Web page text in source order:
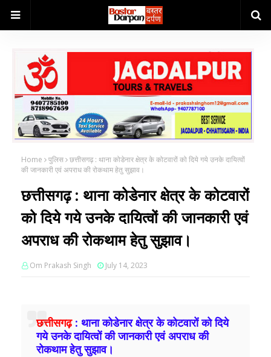
Home पुलिस छत्तीसगढ़ : थाना कोडेनार क्षेत्र के कोटवारों को दिये गये उनके दायित्वों
की जानकारी एवं अपराध की रोकथाम हेतु सुझाव।
छत्तीसगढ़ : थाना कोडेनार क्षेत्र के कोटवारों
को दिये गये उनके दायित्वों की जानकारी एवं
अपराध की रोकथाम हेतु सुझाव।
Om Prakash Singh July 14, 2023
छत्तीसगढ़: थाना कोडेनार क्षेत्र के कोटवारों को दिये
गये उनके दायित्वों की जानकारी एवं अपराध की
रोकथाम हेतु सुझाव।